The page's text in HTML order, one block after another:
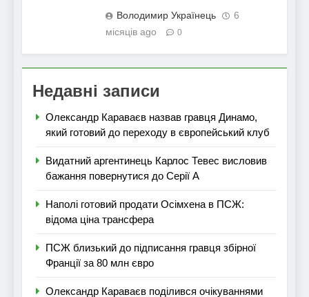
Володимир Українець
6
місяців ago
0
Недавні записи
Олександр Караваєв назвав гравця Динамо,
який готовий до переходу в європейський клуб
Видатний аргентинець Карлос Тевес висловив
бажання повернутися до Серії А
Наполі готовий продати Осімхена в ПСЖ:
відома ціна трансфера
ПСЖ близький до підписання гравця збірної
Франції за 80 млн євро
Олександр Караваєв поділився очікуваннями